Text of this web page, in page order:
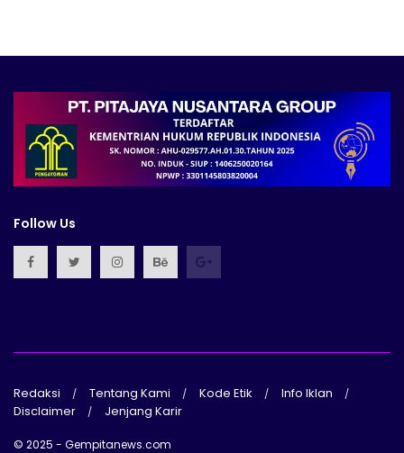
Follow Us
Redaksi Tentang Kami Kode Etik
Info Iklan
Disclaimer
Jenjang Karir
© 2025 - Gempitanews.com